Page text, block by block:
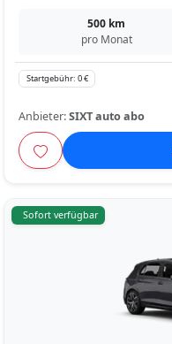
500 km
pro Monat
Startgebühr: 0 €
Anbieter:SIXT auto abo
Sofort verfügbar